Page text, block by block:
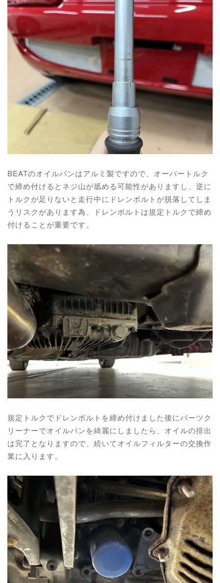
BEATのオイルパンはアルミ製ですので、オーバートルク
で締め付けるとネジ山が舐める可能性がありますし、逆に
トルクが足りないと走行中にドレンボルトが脱落してしま
うリスクがあります為、ドレンボルトは規定トルクで締め
付けることが重要です。
規定トルクでドレンボルトを締め付けました後にパーツク
リーナーでオイルパンを綺麗にしましたら、オイルの排出
は完了となりますので、続いてオイルフィルターの交換作
業に入ります。